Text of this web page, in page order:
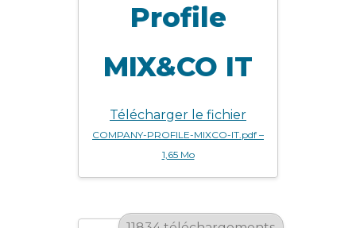
Profile
MIX&CO IT
Télécharger le fichier
COMPANY-PROFILE-MIXCO-IT.pdf –
1,65 Mo